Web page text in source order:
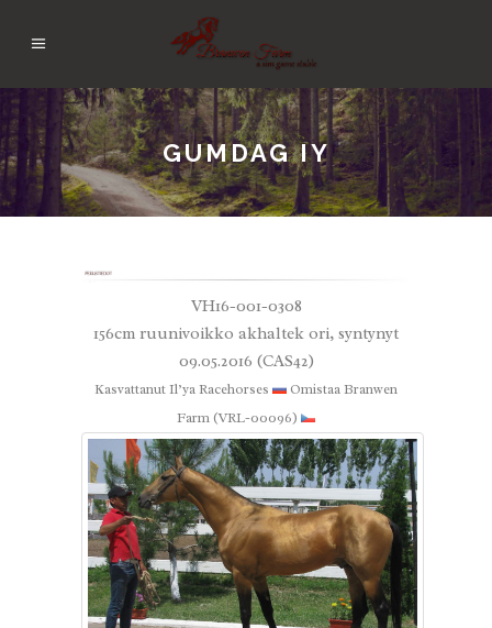
GUMDAG IY
VH16-001-0308
156cm ruunivoikko akhaltek ori, syntynyt
09.05.2016 (CAS42)
KasvattanutIl’ya Racehorses
Omistaa Branwen
Farm (VRL-00096)